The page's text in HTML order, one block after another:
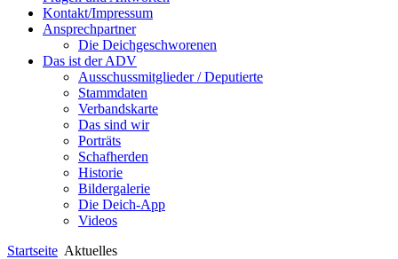
Kontakt/Impressum
Ansprechpartner
Die Deichgeschworenen
Das ist der ADV
Ausschussmitglieder / Deputierte
Stammdaten
Verbandskarte
Das sind wir
Porträts
Schafherden
Historie
Bildergalerie
Die Deich-App
Videos
Startseite Aktuelles